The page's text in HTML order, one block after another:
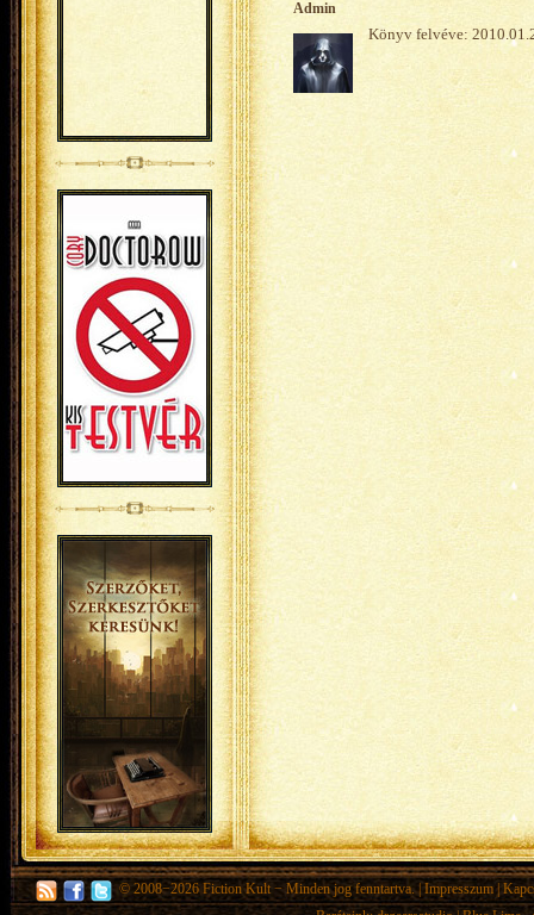
Admin
Könyv felvéve:
© 2008−2026 Fiction Kult − Minden jog fenntartva. | Impresszum|